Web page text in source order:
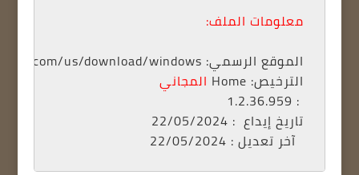
معلومات الملف:
الموقع الرسمي: www.spotify.com/us/download/windows
الترخيص: Home المجاني
: 1.2.36.959
تاريخ إيداع
آخر تعديل : 22/05/2024